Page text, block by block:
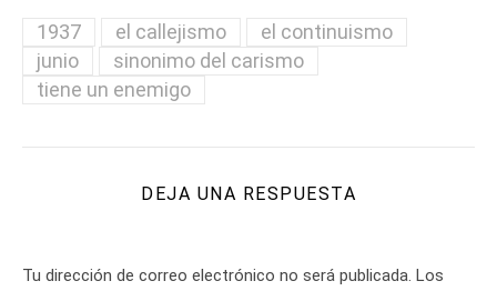
1937 el callejismo
el continuismo
junio
sinonimo del carismo
tiene un enemigo
DEJA UNA RESPUESTA
Tu dirección de correo electrónico no será publicada. Los